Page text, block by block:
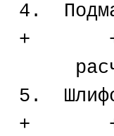
4.
+
5.
+